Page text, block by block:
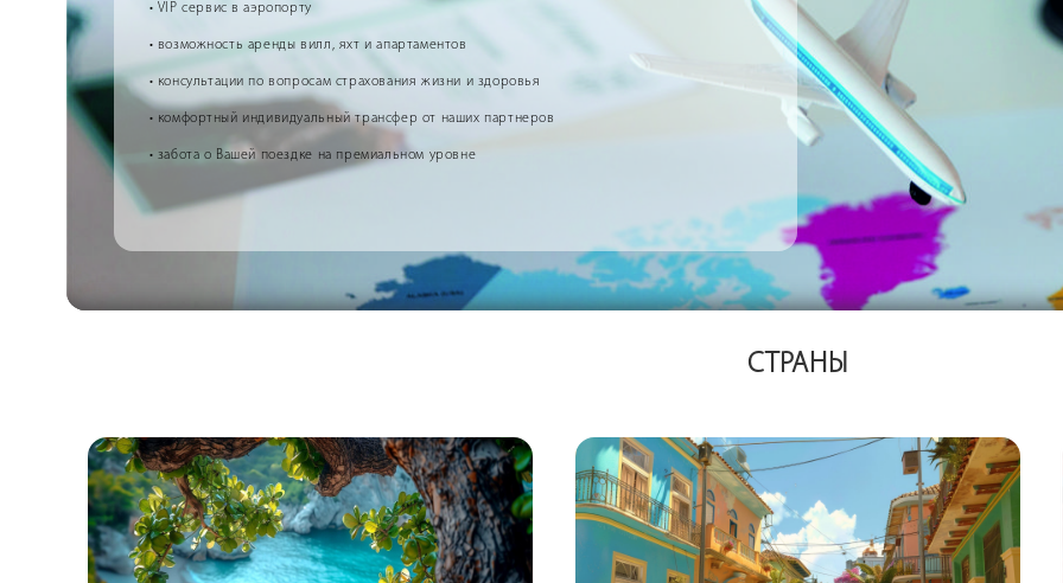
• VIP сервис в аэропорту
• возможность аренды вилл, яхт и апартаментов
• консультации по вопросам страхования жизни и здоровья
• комфортный индивидуальный трансфер от наших партнеров
• забота о Вашей поездке на премиальном уровне
СТРАНЫ